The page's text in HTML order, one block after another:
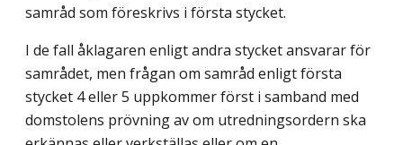
samråd som föreskrivs i första stycket.
I de fall åklagaren enligt andra stycket ansvarar för
samrådet, men frågan om samråd enligt första
stycket 4 eller 5 uppkommer först i samband med
domstolens prövning av om utredningsordern ska